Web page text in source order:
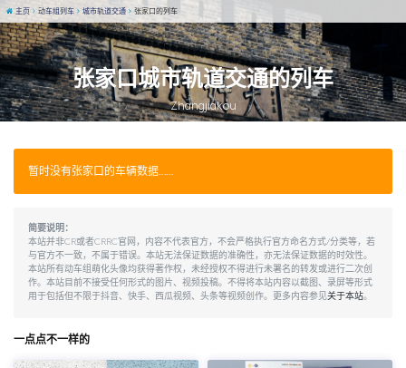
张家口城市轨道交通的列车
Zhangjiakou
主页 动车组列车 城市轨道交通 张家口的列车
暂时没有张家口的车辆数据……
简要说明：
本站并非CR或者CRRC官网，内容不代表官方，不会严格执行官方命名方式/分类等，若
与官方不一致，不属于错误。本站无法保证数据的准确性，亦无法保证数据的时效性。
本站所有动车组萌化头像均获得著作权，未经授权不得进行未署名的转发或进行二次创
作。本站目前不接受任何形式的图片、视频投稿。不得将本站内容以截图、录屏等形式
用于包括但不限于抖音、快手、西瓜视频、头条等视频创作。更多内容参见关于本站。
一点点不一样的